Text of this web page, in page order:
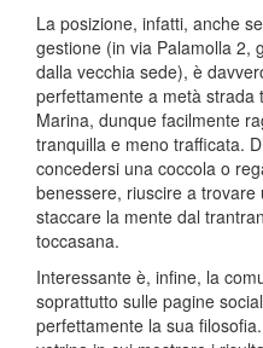
La posizione, infatti, anche
gestione (in via Palamolla 2,
dalla vecchia sede), è
perfettamente a metà strada
Marina, dunque facilmente
tranquilla e meno trafficata.
concedersi una coccola o
benessere, riuscire a
staccare la mente dal
toccasana.
Interessante è, infine, la
soprattutto sulle pagine
perfettamente la sua